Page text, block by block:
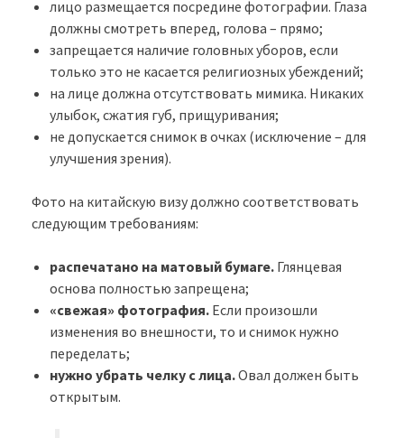
лицо размещается посредине фотографии. Глаза
должны смотреть вперед, голова – прямо;
запрещается наличие головных уборов, если
только это не касается религиозных убеждений;
на лице должна отсутствовать мимика. Никаких
улыбок, сжатия губ, прищуривания;
не допускается снимок в очках (исключение – для
улучшения зрения).
Фото на китайскую визу должно соответствовать
следующим требованиям:
распечатано на матовый бумаге. Глянцевая
основа полностью запрещена;
«свежая» фотография. Если произошли
изменения во внешности, то и снимок нужно
переделать;
нужно убрать челку с лица.Овал должен быть
открытым.